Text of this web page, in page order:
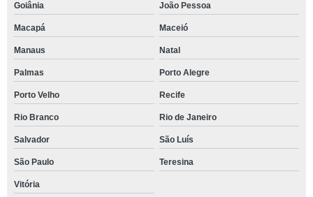
Goiânia João Pessoa
Macapá Maceió
Manaus Natal
Palmas Porto Alegre
Porto Velho Recife
Rio Branco Rio de Janeiro
Salvador São Luís
São Paulo Teresina
Vitória